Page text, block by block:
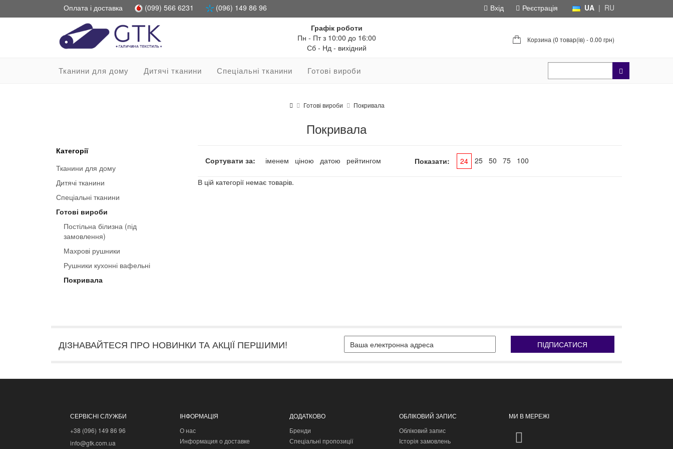
Оплата і доставка (099) 566 6231 (096) 149 86 96 UA | RU
Вхід
Реєстрація
Графік роботи
Пн - Пт з 10:00 до 16:00
Сб - Нд - вихідний
Корзина (0 товар(ів) - 0.00 грн)
Тканини для дому Дитячі тканини Спеціальні тканини Готові вироби
Готові вироби Покривала
Покривала
Категорії
Тканини для дому
Дитячі тканини
Спеціальні тканини
Готові вироби
Постільна білизна (під
замовлення)
Махрові рушники
Рушники кухонні вафельні
Покривала
Сортувати за: іменем ціною датою рейтингом Показати: 24 25 50 75 100
В цій категорії немає товарів.
ДІЗНАВАЙТЕСЯ ПРО НОВИНКИ ТА АКЦІЇ ПЕРШИМИ! ПІДПИСАТИСЯ
СЕРВІСНІ СЛУЖБИ
+38 (096) 149 86 96
info@gtk.com.ua
ІНФОРМАЦІЯ
О нас
Информация о доставке
ДОДАТКОВО
Бренди
Спеціальні пропозиції
ОБЛІКОВИЙ ЗАПИС
Обліковий запис
Історія замовлень
МИ В МЕРЕЖІ